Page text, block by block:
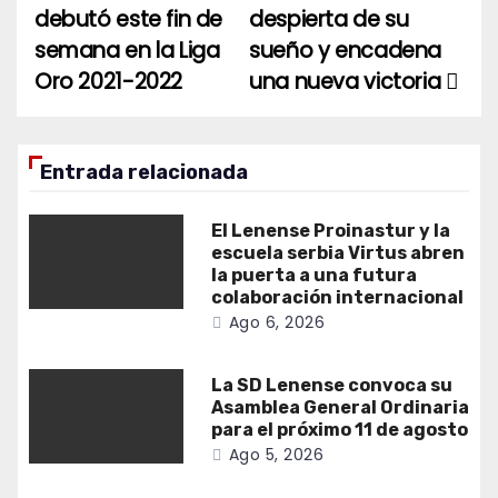
de
entradas
despierta de su
sueño y encadena
una nueva victoria
debutó este fin de
semana en la Liga
Oro 2021-2022
Entrada relacionada
El Lenense Proinastur y la
escuela serbia Virtus abren
la puerta a una futura
colaboración internacional
Ago 6, 2026
La SD Lenense convoca su
Asamblea General Ordinaria
para el próximo 11 de agosto
Ago 5, 2026